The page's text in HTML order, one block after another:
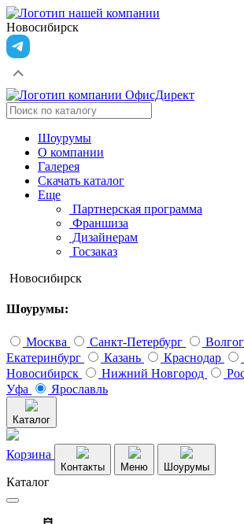
Новосибирск
Шоурумы
О компании
Галерея
Скачать каталог
Еще
Партнерская программа
Франшиза
Дизайнерам
Госзаказ
Новосибирск
Шоурумы:
Москва Санкт-Петербург
Екатеринбург
Казань Краснодар
Новосибирск
Нижний Новгород
Уфа
Ярославль
Каталог
Корзина
Контакты Меню Шоурумы
Каталог